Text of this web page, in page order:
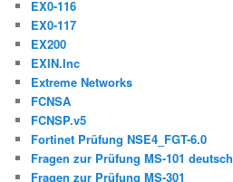
EX0-116
EX0-117
EX200
EXIN.Inc
Extreme Networks
FCNSA
FCNSP.v5
Fortinet Prüfung NSE4_FGT-6.0
Fragen zur Prüfung MS-101 deutsch
Fragen zur Prüfung MS-301